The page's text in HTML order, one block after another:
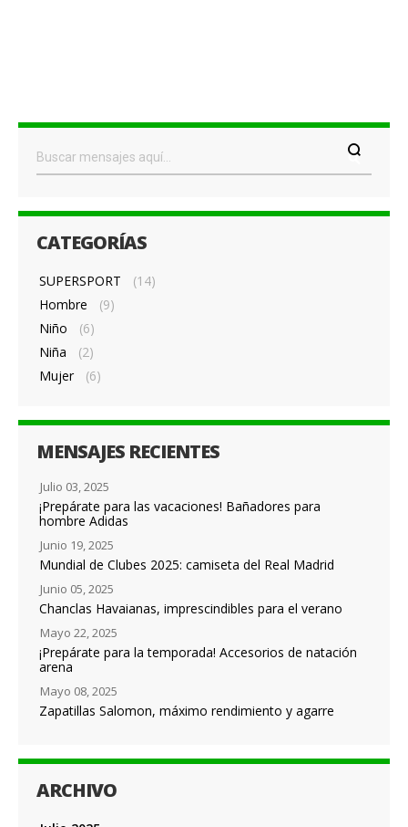
CATEGORÍAS
SUPERSPORT
(14)
Hombre
(9)
Niño
(6)
Niña
(2)
Mujer
(6)
MENSAJES RECIENTES
Julio 03, 2025
¡Prepárate para las vacaciones! Bañadores para
hombre Adidas
Junio 19, 2025
Mundial de Clubes 2025: camiseta del Real Madrid
Junio 05, 2025
Chanclas Havaianas, imprescindibles para el verano
Mayo 22, 2025
¡Prepárate para la temporada! Accesorios de natación
arena
Mayo 08, 2025
Zapatillas Salomon, máximo rendimiento y agarre
ARCHIVO